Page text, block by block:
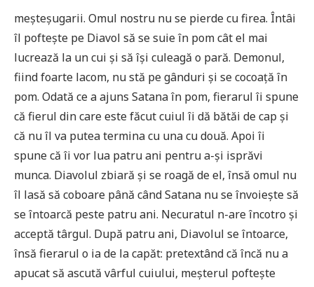
meșteșugarii. Omul nostru nu se pierde cu firea. Întâi
îl poftește pe Diavol să se suie în pom cât el mai
lucrează la un cui și să își culeagă o pară. Demonul,
fiind foarte lacom, nu stă pe gânduri și se cocoață în
pom. Odată ce a ajuns Satana în pom, fierarul îi spune
că fierul din care este făcut cuiul îi dă bătăi de cap și
că nu îl va putea termina cu una cu două. Apoi îi
spune că îi vor lua patru ani pentru a-și isprăvi
munca. Diavolul zbiară și se roagă de el, însă omul nu
îl lasă să coboare până când Satana nu se învoiește să
se întoarcă peste patru ani. Necuratul n-are încotro și
acceptă târgul. După patru ani, Diavolul se întoarce,
însă fierarul o ia de la capăt: pretextând că încă nu a
apucat să ascută vârful cuiului, meșterul poftește